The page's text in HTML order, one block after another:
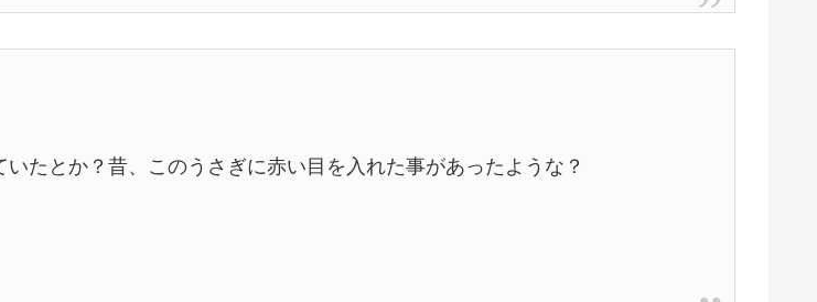
たとか？昔、このうさぎに赤い目を入れた事があったような？